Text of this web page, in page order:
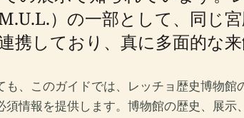
）の一部として、同じ
しており、真に多面的な来
、このガイドでは、レッチョ歴史博物
情報を提供します。博物館の歴史、展